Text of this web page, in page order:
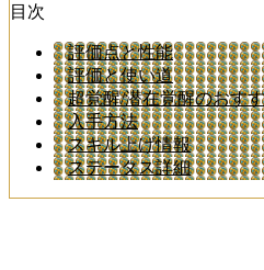
目次
評価点と性能
評価と使い道
超覚醒/潜在覚醒のおす
入手方法
スキル上げ情報
ステータス詳細